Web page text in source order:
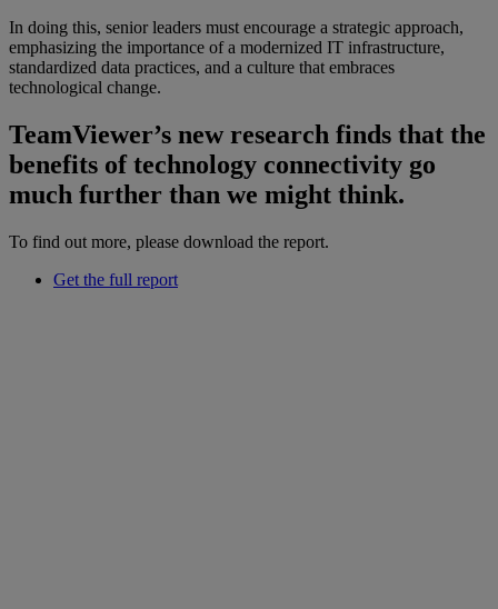
In doing this, senior leaders must encourage a strategic approach,
emphasizing the importance of a modernized IT infrastructure,
standardized data practices, and a culture that embraces
technological change.
TeamViewer’s new research finds that the
benefits of technology connectivity go
much further than we might think.
To find out more, please download the report.
Get the full report